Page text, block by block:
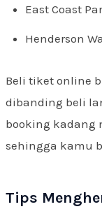
East Coast
Henderson
Beli tiket online
dibanding beli
booking kadang
sehingga kamu
Tips